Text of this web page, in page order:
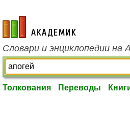
academic.ru
Словари и энциклопедии на
Толкования Переводы